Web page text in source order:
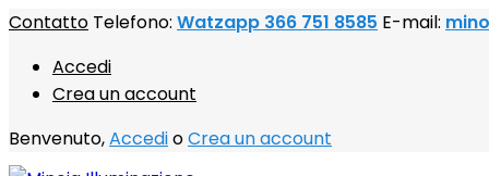
Contatto Telefono: Watzapp 366 751 8585 E-mail:
Accedi
Crea un account
Benvenuto,AccedioCrea un account